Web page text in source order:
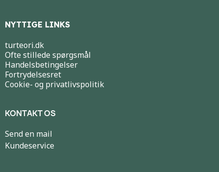
NYTTIGE LINKS
turteori.dk
Ofte stillede spørgsmål
Handelsbetingelser
Fortrydelsesret
Cookie- og privatlivspolitik
KONTAKT OS
Send en mail
Kundeservice